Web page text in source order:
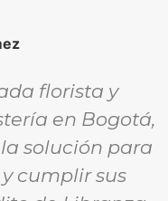
florista y
en Bogotá,
solución para
cumplir sus